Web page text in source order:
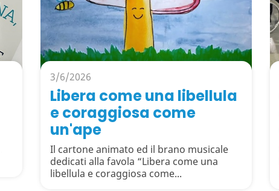
3/6/2026
Libera come una libellula
e coraggiosa come
un'ape
Il cartone animato ed il brano musicale
dedicati alla favola “Libera come una
libellula e coraggiosa come...